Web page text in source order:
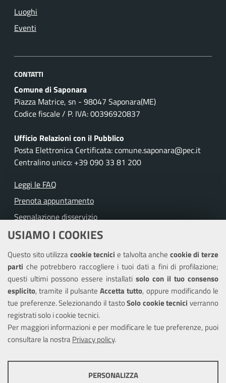
USIAMO I COOKIES
Questo sito utilizzacookie tecnicie talvolta anche cookie di terze
parti che potrebbero raccogliere i tuoi dati a fini di profilazione;
questi ultimi possono essere installati solo con il tuo consenso
esplicito, tramite il pulsante Accetta tutto, oppure modificando le
tue preferenze. Selezionando il tastoSolo cookie tecnici verranno
registrati solo i cookie tecnici.
Per maggiori informazioni e per modificare le tue preferenze, puoi
consultare la nostraPrivacy policy.
PERSONALIZZA
Luoghi
Eventi
CONTATTI
Comune di Saponara
Piazza Matrice, sn - 98047 Saponara(ME)
Codice fiscale / P. IVA: 00396920837
Ufficio Relazioni con il Pubblico
Posta Elettronica Certificata: comune.saponara@pec.it
Centralino unico: +39 090 33 81 200
Leggi le FAQ
Prenota appuntamento
Segnalazione disservizio
Richiesta assistenza
Amministrazione trasparente
Informativa privacy
Note legali
Piano di miglioramento del sito
Dichiarazione di accessibilità